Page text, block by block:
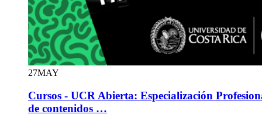
27MAY
Cursos - UCR Abierta: Especialización
de contenidos …